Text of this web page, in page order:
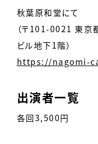
秋葉原和堂にて
（〒101-0021 東
ビル地下1階）
https://nagomi-
出演者一覧
各回3,500円